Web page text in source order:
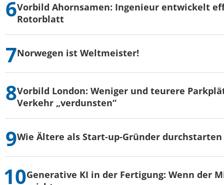
Vorbild Ahornsamen: Ingenieur entwickelt
Rotorblatt
Norwegen ist Weltmeister!
Vorbild London: Weniger und teurere
Verkehr „verdunsten“
Wie Ältere als Start-up-Gründer durchstarten
Generative KI in der Fertigung: Wenn der